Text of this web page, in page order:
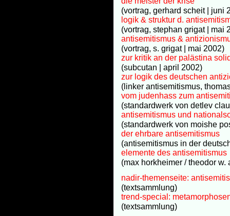
(vortrag, gerhard scheit | juni
logik & struktur d.
(vortrag, stephan grigat | mai
antisemitismus &
(vortrag, s. grigat | mai 2002)
zur kritik an der palästina
(subcutan | april 2002)
zur logik des deutschen
(linker antisemitismus,
vom judenhass zum
(standardwerk von detlev
antisemitismus und
(standardwerk von moishe
der ehrbare antisemitismus
(antisemitismus in der
elemente des antisemitismus
(max horkheimer / theodor w.
nadir-themenseite:
(textsammlung)
trend-special:
(textsammlung)